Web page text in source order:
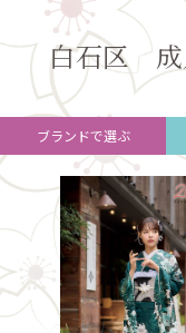
白石区 成
ブランドで選ぶ